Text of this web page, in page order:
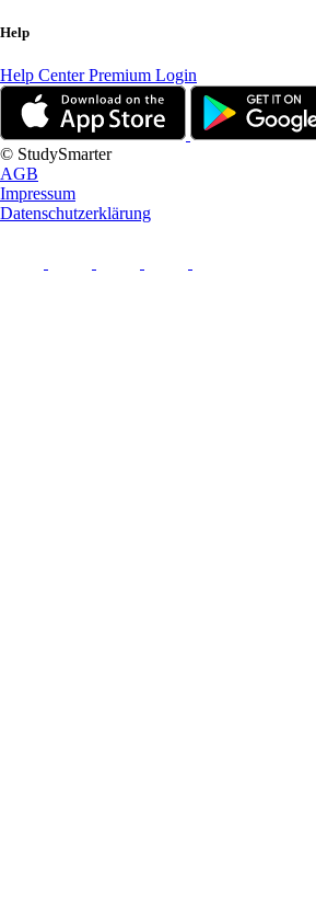
Help
Help CenterPremium Login
© StudySmarter
AGB
Impressum
Datenschutzerklärung